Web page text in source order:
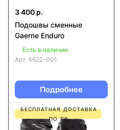
3 400 р.
Подошвы сменные
Gaerne Enduro
Есть в наличии
Арт. 4622-001
Подробнее
БЕСПЛАТНАЯ ДОСТАВКА
ПО РФ